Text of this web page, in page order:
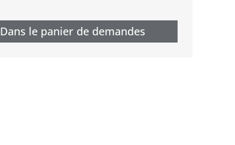
Dans le panier de demandes